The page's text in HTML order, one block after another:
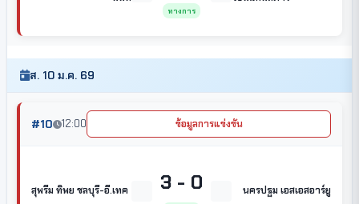
ทางการ
ส. 10 ม.ค. 69
#10 12:00 ข้อมูลการแข่งขัน
สุพรีม ทิพย ชลบุรี-อี.เทค 3 - 0 นครปฐม เอสเอสอาร์ยู